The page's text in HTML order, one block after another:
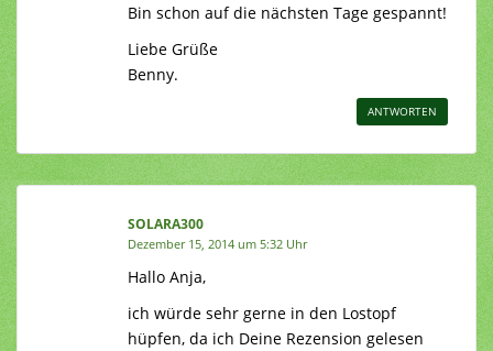
Bin schon auf die nächsten Tage gespannt!
Liebe Grüße
Benny.
ANTWORTEN
SOLARA300
Dezember 15, 2014 um 5:32 Uhr
Hallo Anja,
ich würde sehr gerne in den Lostopf
hüpfen, da ich Deine Rezension gelesen